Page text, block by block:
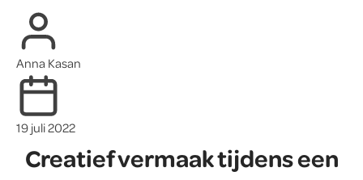
Anna Kasan
19 juli 2022
Creatief vermaak tijdens een